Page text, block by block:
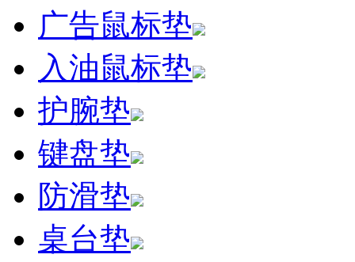
广告鼠标垫
入油鼠标垫
护腕垫
键盘垫
防滑垫
桌台垫